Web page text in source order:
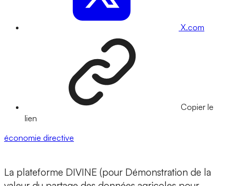
X.com
Copier le
lien
économie directive
La plateforme DIVINE (pour Démonstration de la